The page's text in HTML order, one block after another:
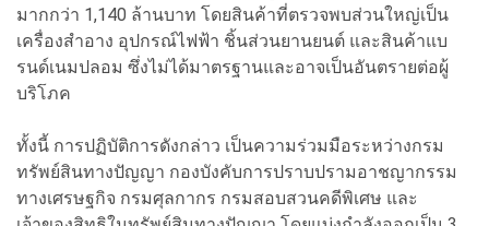
มากกว่า 1,140 ล้านบาท โดยสินค้าที่ตรวจพบส่วนใหญ่เป็น
เครื่องสำอาง อุปกรณ์ไฟฟ้า ชิ้นส่วนยานยนต์ และสินค้าแบ
รนด์เนมปลอม ซึ่งไม่ได้มาตรฐานและอาจเป็นอันตรายต่อผู้
บริโภค
ทั้งนี้ การปฏิบัติการดังกล่าว เป็นความร่วมมือระหว่างกรม
ทรัพย์สินทางปัญญา กองบังคับการปราบปรามอาชญากรรม
ทางเศรษฐกิจ กรมศุลกากร กรมสอบสวนคดีพิเศษ และ